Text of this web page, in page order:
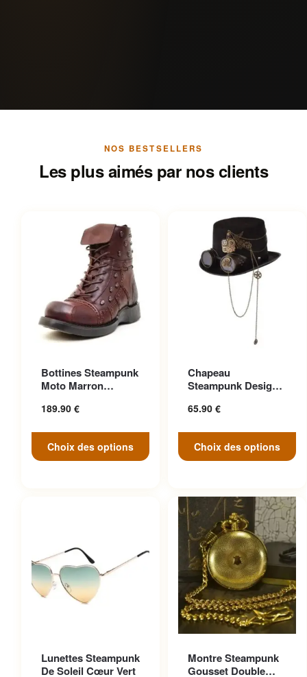
NOS BESTSELLERS
Les plus aimés par nos clients
Bottines Steampunk
Moto Marron
189.90 €
Choix des options
variations. Les options
page du produit
Chapeau
Steampunk Design
65.90 €
Choix des options
variations. Les options
peuvent être choisies sur la
page du produit
Lunettes Steampunk
De Soleil Cœur Vert
variations. Les options
Montre Steampunk
Gousset Double